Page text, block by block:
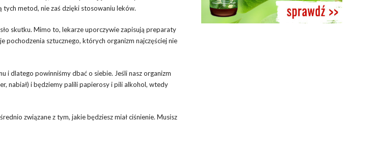
tych metod, nie zaś dzięki stosowaniu leków.
skutku. Mimo to, lekarze uporczywie zapisują preparaty
pochodzenia sztucznego, których organizm najczęściej nie
i dlatego powinniśmy dbać o siebie. Jeśli nasz organizm
nabiał) i będziemy palili papierosy i pili alkohol, wtedy
związane z tym, jakie będziesz miał ciśnienie. Musisz